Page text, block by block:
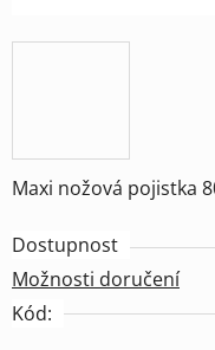
Maxi nožová pojistka
Dostupnost
Možnosti doručení
Kód: